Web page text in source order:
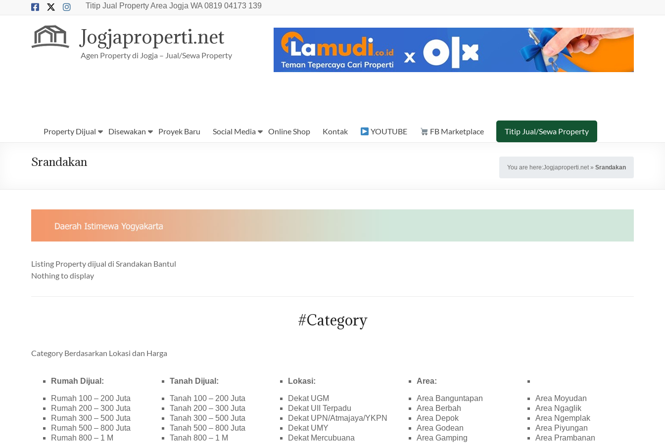
Titip Jual Property Area Jogja WA 0819 04173 139
Jogjaproperti.net
Agen Property di Jogja – Jual/Sewa Property
Property Dijual Disewakan Proyek Baru Social Media Online Shop Kontak YOUTUBE FB Marketplace Titip Jual/Sewa Property
Srandakan You are here:Jogjaproperti.net» Srandakan
Listing Property dijual di Srandakan Bantul
Nothing to display
#Category
Category Berdasarkan Lokasi dan Harga
Rumah Dijual:
Rumah 100 – 200 Juta
Rumah 200 – 300 Juta
Rumah 300 – 500 Juta
Rumah 500 – 800 Juta
Rumah 800 – 1 M
Tanah Dijual:
Tanah 100 – 200 Juta
Tanah 200 – 300 Juta
Tanah 300 – 500 Juta
Tanah 500 – 800 Juta
Tanah 800 – 1 M
Lokasi:
Dekat UGM
Dekat UII Terpadu
Dekat UPN/Atmajaya/YKPN
Dekat UMY
Dekat Mercubuana
Area:
Area Banguntapan
Area Berbah
Area Depok
Area Godean
Area Gamping
Area Moyudan
Area Ngaglik
Area Ngemplak
Area Piyungan
Area Prambanan